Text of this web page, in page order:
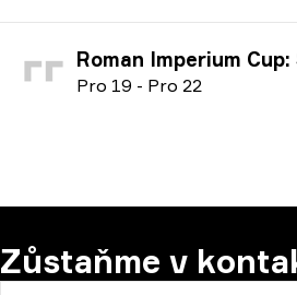
Roman Imperium
Pro 19 - Pro 22
Zůstaňme v